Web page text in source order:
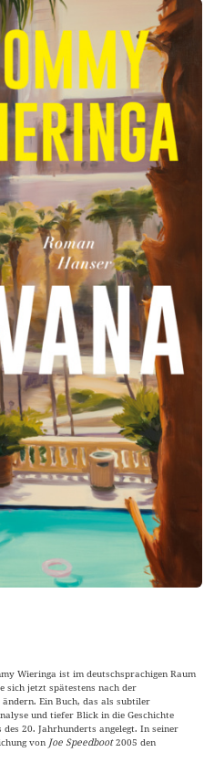
Wieringa ist im deutschsprachigen Raum
sich jetzt spätestens nach der
ändern. Ein Buch, das als subtiler
und tiefer Blick in die Geschichte
des 20. Jahrhunderts angelegt. In seiner
von Joe Speedboot2005 den